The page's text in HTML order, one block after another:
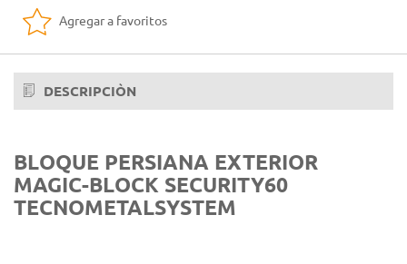
Agregar a favoritos
DESCRIPCIÒN
BLOQUE PERSIANA EXTERIOR
MAGIC-BLOCK SECURITY60
TECNOMETALSYSTEM